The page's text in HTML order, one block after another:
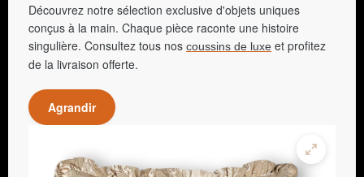
Découvrez notre sélection exclusive d'objets uniques
conçus à la main. Chaque pièce raconte une histoire
singulière. Consultez tous nos coussins de luxe et profitez
de la livraison offerte.
Agrandir